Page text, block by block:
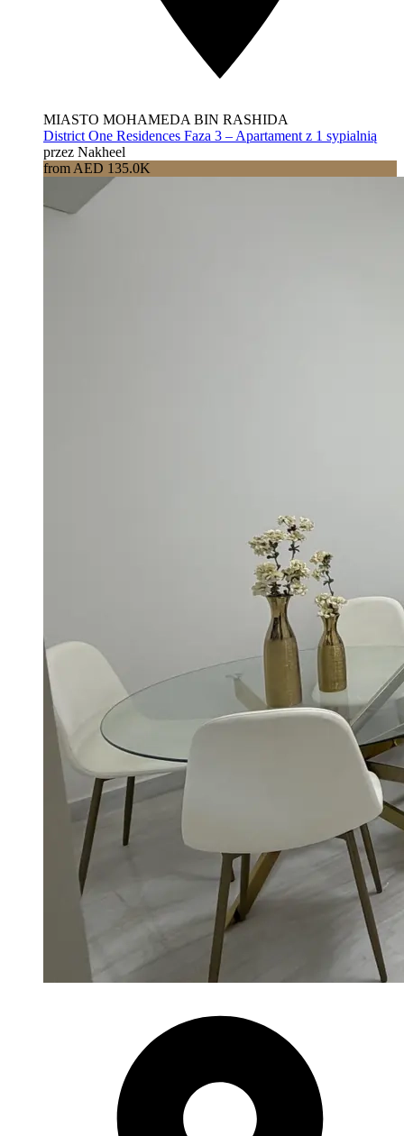
MIASTO MOHAMEDA BIN RASHIDA
District One Residences Faza 3 – Apartament z 1 sypialnią
przez Nakheel
from AED 135.0K